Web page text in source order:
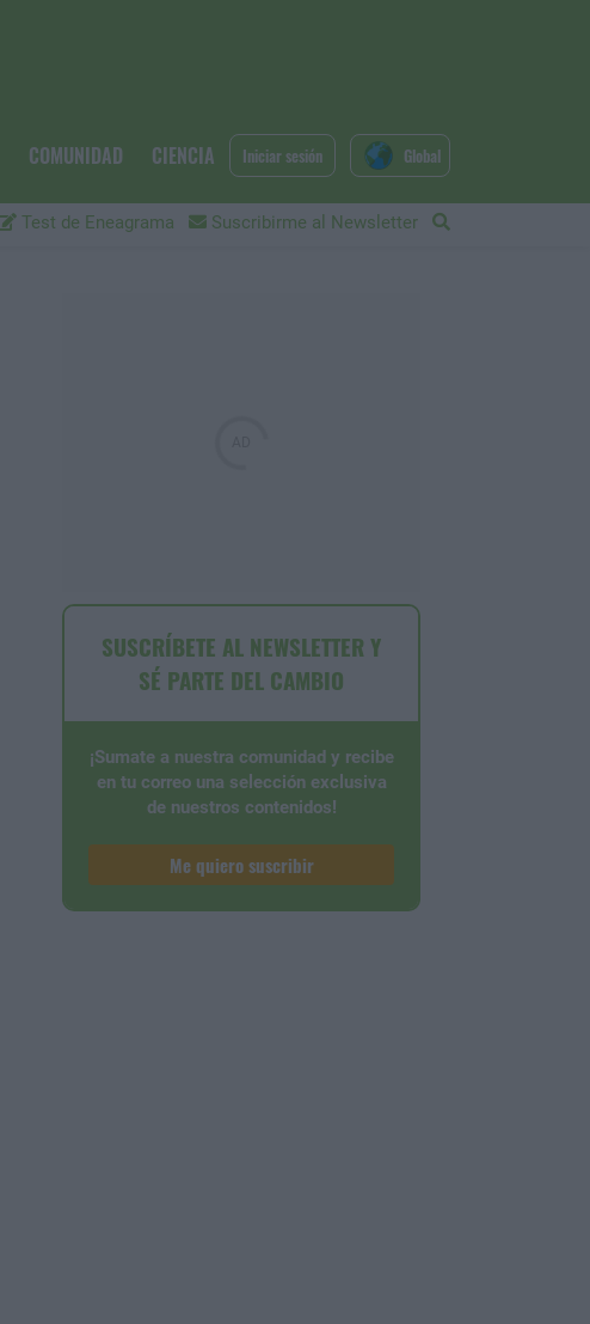
COMUNIDAD CIENCIA
Test de Eneagrama Suscribirme al Newsletter
Iniciar sesión Global
SUSCRÍBETE AL NEWSLETTER Y
SÉ PARTE DEL CAMBIO
¡Sumate a nuestra comunidad y recibe
en tu correo una selección exclusiva
de nuestros contenidos!
Me quiero suscribir